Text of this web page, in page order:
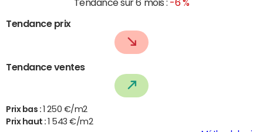
Tendance sur 6 mois : -6 %
Tendance prix
Tendance ventes
Prix bas : 1 250 €/m2
Prix haut :1 543 €/m2